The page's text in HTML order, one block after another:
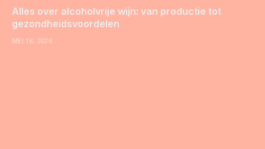
Alles over alcoholvrije wijn: van productie tot
gezondheidsvoordelen
MEI 18, 2026